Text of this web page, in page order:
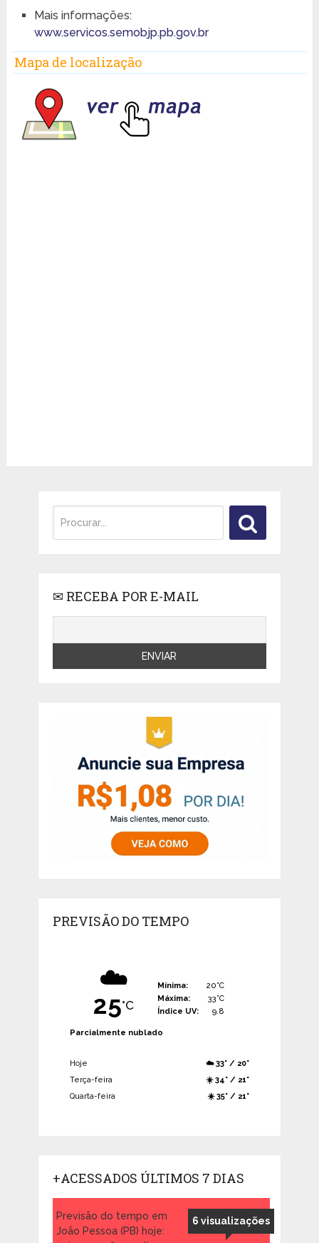
Mais informações:
www.servicos.semobjp.pb.gov.br
Mapa de localização
✉ RECEBA POR E-MAIL
PREVISÃO DO TEMPO
☁️
25°C
Mínima:
20°C
Máxima:
33°C
Índice UV:
9.8
Parcialmente nublado
Hoje
☁️ 33° / 20°
Terça-feira
☀️ 34° / 21°
Quarta-feira
☀️ 35° / 21°
+ACESSADOS ÚLTIMOS 7 DIAS
6 visualizações
Previsão do tempo em
João Pessoa (PB) hoje: